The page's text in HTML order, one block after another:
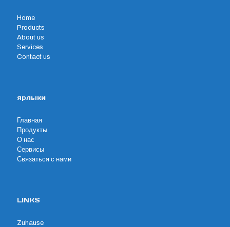
Home
Products
About us
Services
Contact us
ярлыки
Главная
Продукты
О нас
Сервисы
Связаться с нами
LINKS
Zuhause